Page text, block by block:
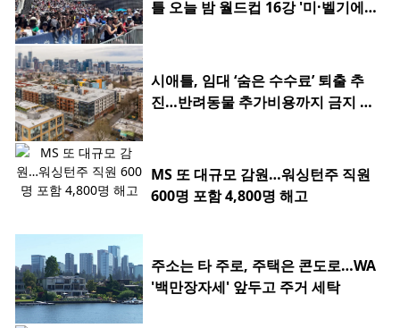
틀 오늘 밤 월드컵 16강 '미·벨기에
시애틀, 임대 ‘숨은 수수료’ 퇴출 추
진…반려동물 추가비용까지 금지 검
MS 또 대규모 감원…워싱턴주 직원
600명 포함 4,800명 해고
주소는 타 주로, 주택은 콘도로…WA
'백만장자세' 앞두고 주거 세탁